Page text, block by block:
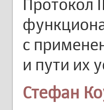
Протокол
с
и пути их
Стефан